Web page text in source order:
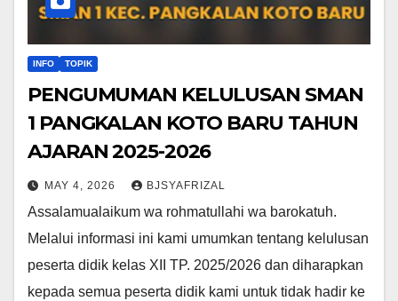
INFO TOPIK
PENGUMUMAN KELULUSAN SMAN
1 PANGKALAN KOTO BARU TAHUN
AJARAN 2025-2026
MAY 4, 2026 BJSYAFRIZAL
Assalamualaikum wa rohmatullahi wa barokatuh.
Melalui informasi ini kami umumkan tentang kelulusan
peserta didik kelas XII TP. 2025/2026 dan diharapkan
kepada semua peserta didik kami untuk tidak hadir ke